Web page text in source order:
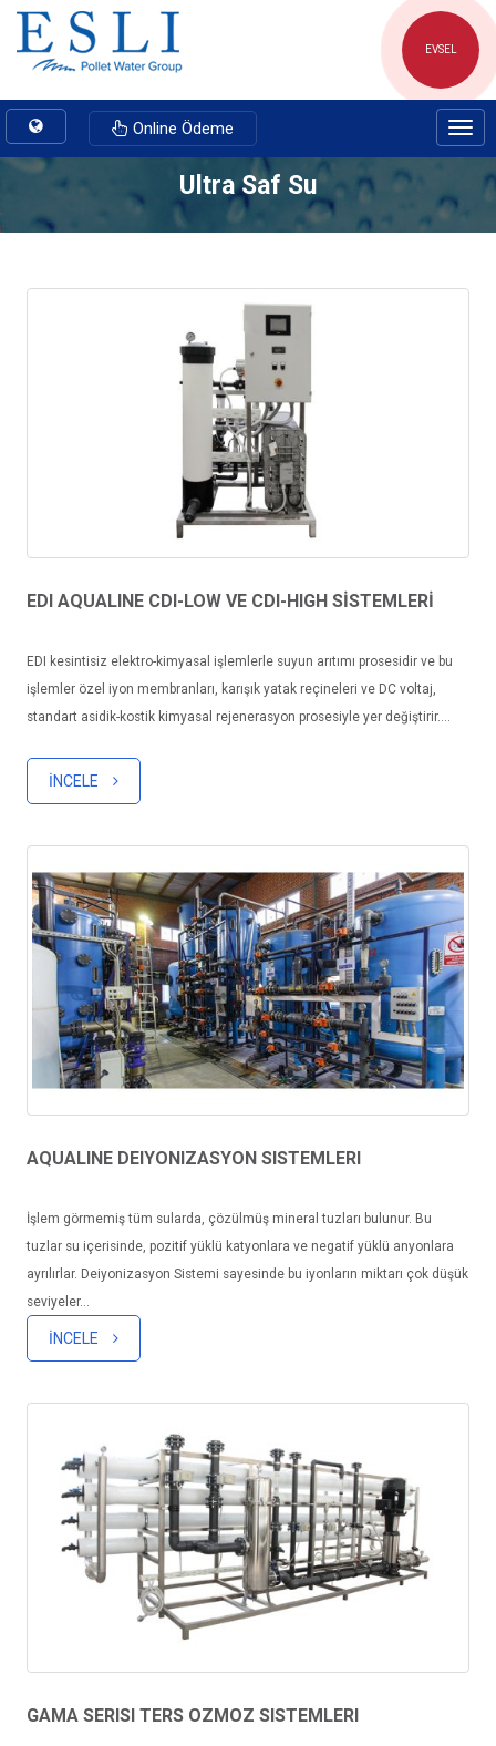
EVSEL
Toggle
navigation
Online Ödeme
Ultra Saf Su
EDI AQUALINE CDI-LOW VE CDI-HIGH SİSTEMLERİ
EDI kesintisiz elektro-kimyasal işlemlerle suyun arıtımı prosesidir ve bu
işlemler özel iyon membranları, karışık yatak reçineleri ve DC voltaj,
standart asidik-kostik kimyasal rejenerasyon prosesiyle yer değiştirir....
İNCELE
AQUALINE DEIYONIZASYON SISTEMLERI
İşlem görmemiş tüm sularda, çözülmüş mineral tuzları bulunur. Bu
tuzlar su içerisinde, pozitif yüklü katyonlara ve negatif yüklü anyonlara
ayrılırlar. Deiyonizasyon Sistemi sayesinde bu iyonların miktarı çok düşük
seviyeler...
İNCELE
GAMA SERISI TERS OZMOZ SISTEMLERI